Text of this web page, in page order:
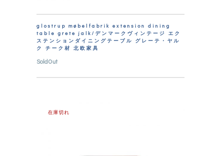
glostrup møbelfabrik extension dining
table grete jalk/デンマークヴィンテージ エク
ステンションダイニングテーブル グレーテ・ヤル
ク チーク材 北欧家具
SoldOut
在庫切れ